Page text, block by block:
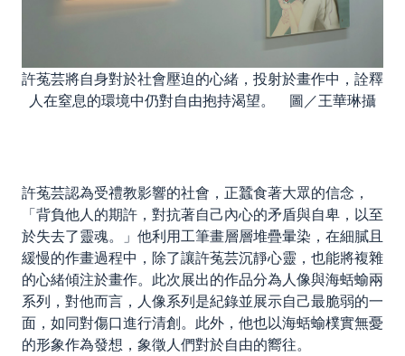
許菟芸將自身對於社會壓迫的心緒，投射於畫作中，詮釋
人在窒息的環境中仍對自由抱持渴望。 圖／王華琳攝
許菟芸認為受禮教影響的社會，正蠶食著大眾的信念，
「背負他人的期許，對抗著自己內心的矛盾與自卑，以至
於失去了靈魂。」他利用工筆畫層層堆疊暈染，在細膩且
緩慢的作畫過程中，除了讓許菟芸沉靜心靈，也能將複雜
的心緒傾注於畫作。此次展出的作品分為人像與海蛞蝓兩
系列，對他而言，人像系列是紀錄並展示自己最脆弱的一
面，如同對傷口進行清創。此外，他也以海蛞蝓樸實無憂
的形象作為發想，象徵人們對於自由的嚮往。